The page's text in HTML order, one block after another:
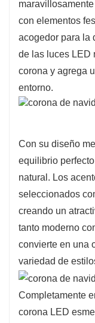
con elementos
acogedor para la
de las luces LED
corona y agrega
entorno.
Con su diseño
equilibrio
natural. Los
seleccionados
creando un
tanto moderno
convierte en una
variedad de
Completamente
corona LED